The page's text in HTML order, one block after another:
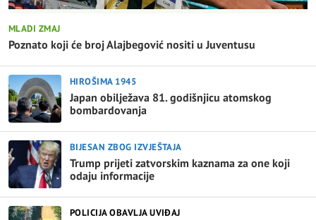
MLADI ZMAJ
Poznato koji će broj Alajbegović nositi u Juventusu
HIROŠIMA 1945
Japan obilježava 81. godišnjicu atomskog
bombardovanja
BIJESAN ZBOG IZVJEŠTAJA
Trump prijeti zatvorskim kaznama za one koji
odaju informacije
POLICIJA OBAVLJA UVIĐAJ